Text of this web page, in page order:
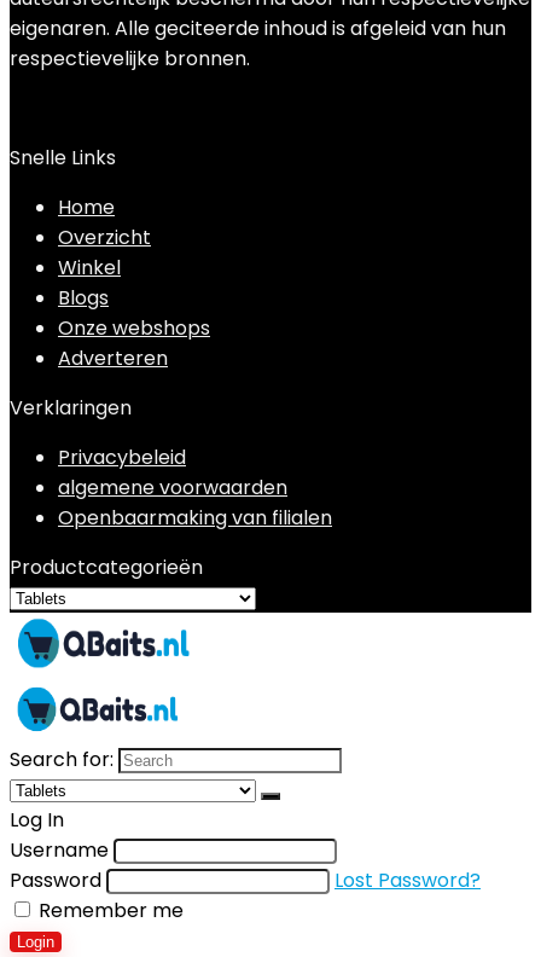
eigenaren. Alle geciteerde inhoud is afgeleid van hun
respectievelijke bronnen.
Snelle Links
Home
Overzicht
Winkel
Blogs
Onze webshops
Adverteren
Verklaringen
Privacybeleid
algemene voorwaarden
Openbaarmaking van filialen
Productcategorieën
Search for:
Log In
Username
Password
Lost Password?
Remember me
Login